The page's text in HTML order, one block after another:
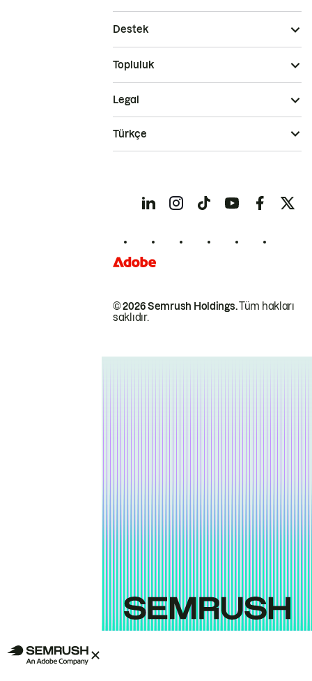
Destek
Topluluk
© 2026 Semrush Holdings.Tüm hakları
saklıdır.
Legal
Türkçe